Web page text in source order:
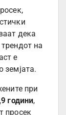
дека
на
е
земјата.
при
години,
просек